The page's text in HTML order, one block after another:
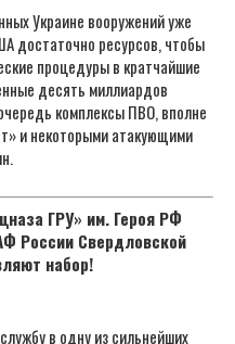
Украине вооружений уже
достаточно ресурсов, чтобы
процедуры в кратчайшие
десять миллиардов
комплексы ПВО, вполне
и некоторыми атакующими
ГРУ» им. Героя РФ
России Свердловской
набор!
в одну из сильнейших